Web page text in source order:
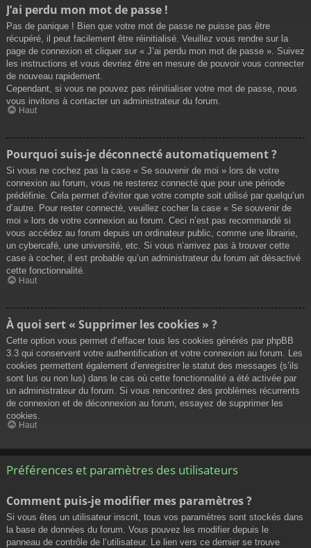
J’ai perdu mon mot de passe !
Pas de panique ! Bien que votre mot de passe ne puisse pas être
récupéré, il peut facilement être réinitialisé. Veuillez vous rendre sur la
page de connexion et cliquer sur « J’ai perdu mon mot de passe ». Suivez
les instructions et vous devriez être en mesure de pouvoir vous connecter
de nouveau rapidement.
Cependant, si vous ne pouvez pas réinitialiser votre mot de passe, nous
vous invitons à contacter un administrateur du forum.
Haut
Pourquoi suis-je déconnecté automatiquement ?
Si vous ne cochez pas la case « Se souvenir de moi » lors de votre
connexion au forum, vous ne resterez connecté que pour une période
prédéfinie. Cela permet d’éviter que votre compte soit utilisé par quelqu’un
d’autre. Pour rester connecté, veuillez cocher la case « Se souvenir de
moi » lors de votre connexion au forum. Ceci n’est pas recommandé si
vous accédez au forum depuis un ordinateur public, comme une librairie,
un cybercafé, une université, etc. Si vous n’arrivez pas à trouver cette
case à cocher, il est probable qu’un administrateur du forum ait désactivé
cette fonctionnalité.
Haut
À quoi sert « Supprimer les cookies » ?
Cette option vous permet d’effacer tous les cookies générés par phpBB
3.3 qui conservent votre authentification et votre connexion au forum. Les
cookies permettent également d’enregistrer le statut des messages (s’ils
sont lus ou non lus) dans le cas où cette fonctionnalité a été activée par
un administrateur du forum. Si vous rencontrez des problèmes récurrents
de connexion et de déconnexion au forum, essayez de supprimer les
cookies.
Haut
Préférences et paramètres des utilisateurs
Comment puis-je modifier mes paramètres ?
Si vous êtes un utilisateur inscrit, tous vos paramètres sont stockés dans
la base de données du forum. Vous pouvez les modifier depuis le
panneau de contrôle de l’utilisateur. Le lien vers ce dernier se trouve